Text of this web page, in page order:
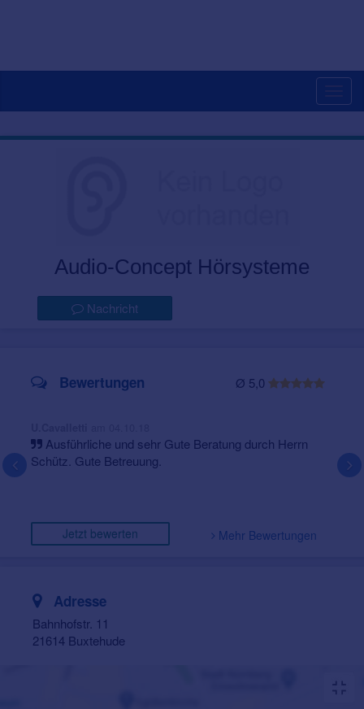
Audio-Concept Hörsysteme
Nachricht
Ø 5,0
Bewertungen
Ausführliche und sehr Gute Beratung durch Herrn
Schütz. Gute Betreuung.
Jetzt bewerten Mehr Bewertungen
Adresse
Bahnhofstr. 11
21614 Buxtehude